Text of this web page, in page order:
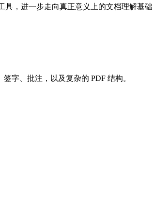
具，进一步走向真正意义上的文档理解基础
字、批注，以及复杂的 PDF 结构。